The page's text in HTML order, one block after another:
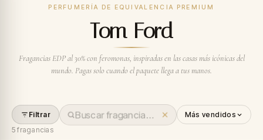
PERFUMERÍA DE EQUIVALENCIA PREMIUM
Tom Ford
Fragancias EDP al 30% con feromonas, inspiradas en las casas más icónicas del
mundo. Pagas solo cuando el paquete llega a tus manos.
Filtrar
5 fragancias
Más vendidos